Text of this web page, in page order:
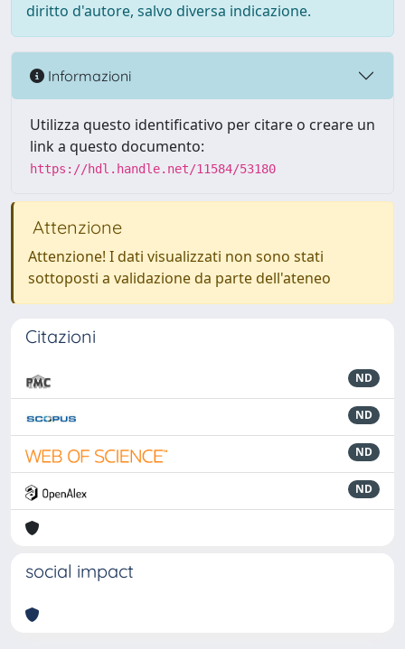
diritto d'autore, salvo diversa indicazione.
Informazioni
Utilizza questo identificativo per citare o creare un
link a questo documento:
https://hdl.handle.net/11584/53180
Attenzione
Attenzione! I dati visualizzati non sono stati
sottoposti a validazione da parte dell'ateneo
Citazioni
ND
ND
ND
ND
social impact